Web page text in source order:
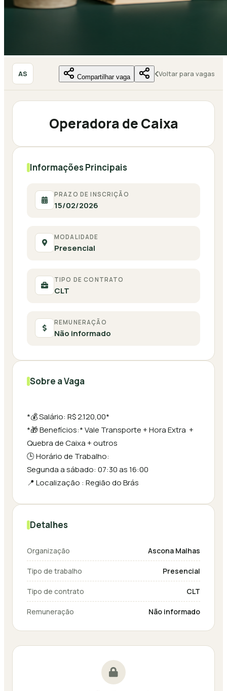
AS Compartilhar vaga Voltar para vagas
Operadora de Caixa
Informações Principais
PRAZO DE INSCRIÇÃO
15/02/2026
MODALIDADE
Presencial
TIPO DE CONTRATO
CLT
REMUNERAÇÃO
Não informado
Sobre a Vaga
*💰 Salário: R$ 2.120,00*
*🎁 Benefícios:* Vale Transporte + Hora Extra +
Quebra de Caixa + outros
🕒 Horário de Trabalho:
Segunda a sábado: 07:30 as 16:00
📍 Localização : Região do Brás
Detalhes
Organização Ascona Malhas
Tipo de trabalho Presencial
Tipo de contrato CLT
Remuneração Não informado